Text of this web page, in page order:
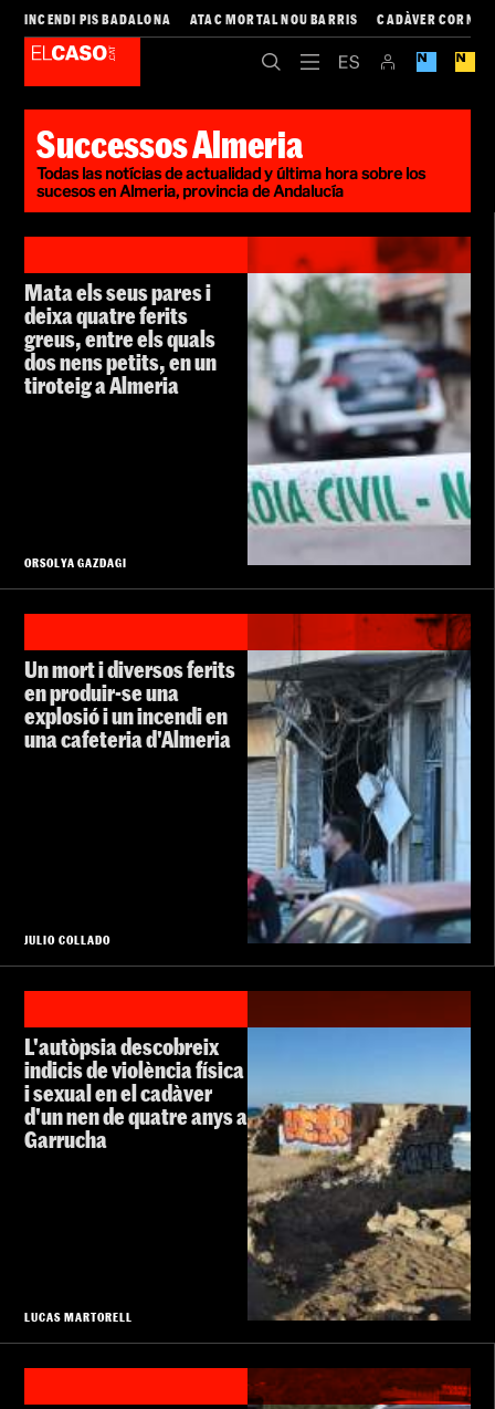
INCENDI PIS BADALONA ATAC MORTAL NOU BARRIS CADÀVER
Successos Almeria
Todas las notícias de actualidad y última hora sobre los
sucesos en Almeria, provincia de Andalucía
Mata els seus pares i
deixa quatre ferits
greus, entre els quals
dos nens petits, en un
tiroteig a Almeria
ORSOLYA GAZDAGI
Un mort i diversos ferits
en produir-se una
explosió i un incendi en
una cafeteria d'Almeria
JULIO COLLADO
L'autòpsia descobreix
indicis de violència física
i sexual en el cadàver
d'un nen de quatre anys a
Garrucha
LUCAS MARTORELL